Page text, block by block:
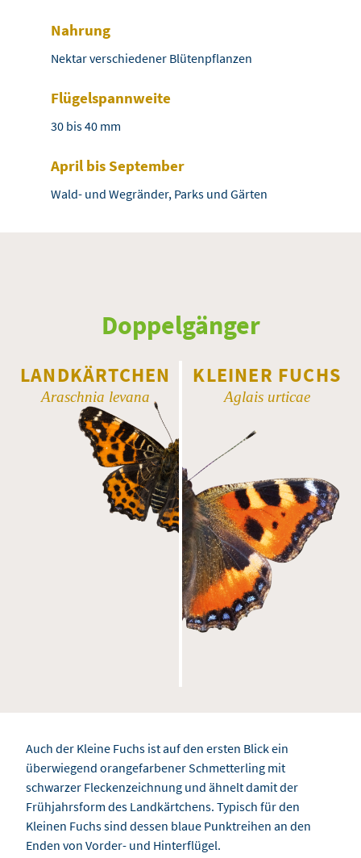
Nahrung
Nektar verschiedener Blütenpflanzen
Flügelspannweite
30 bis 40 mm
April bis September
Wald- und Wegränder, Parks und Gärten
Doppelgänger
LANDKÄRTCHEN
Araschnia levana
KLEINER FUCHS
Aglais urticae
Auch der Kleine Fuchs ist auf den ersten Blick ein
überwiegend orangefarbener Schmetterling mit
schwarzer Fleckenzeichnung und ähnelt damit der
Frühjahrsform des Landkärtchens. Typisch für den
Kleinen Fuchs sind dessen blaue Punktreihen an den
Enden von Vorder- und Hinterflügel.